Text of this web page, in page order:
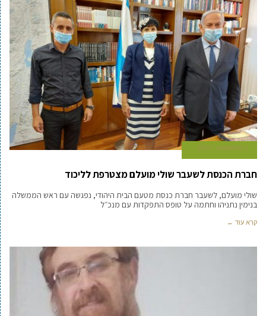
2 בספטמבר 2020
חברת הכנסת לשעבר שולי מועלם מצטרפת לליכוד
שולי מועלם, לשעבר חברת כנסת מטעם הבית היהודי, נפגשה עם ראש הממשלה
בנימין נתניהו וחתמה על טופס התפקדות עם מנכ״ל
קרא עוד ←